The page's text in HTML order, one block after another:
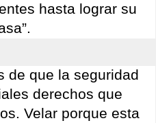
hasta lograr su
de que la seguridad
derechos que
Velar porque esta